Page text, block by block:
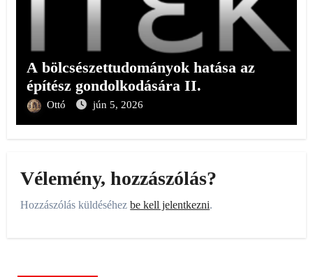
A bölcsészettudományok hatása az
építész gondolkodására II.
Ottó jún 5, 2026
Vélemény, hozzászólás?
Hozzászólás küldéséhezbe kell jelentkezni.